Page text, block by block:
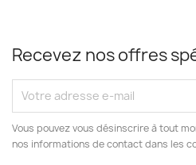
Recevez nos offres
Vous pouvez vous désinscrire à tout
nos informations de contact dans les